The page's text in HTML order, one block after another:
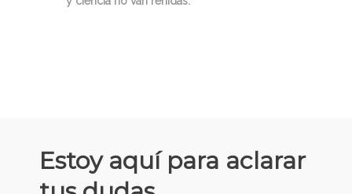
Estoy aquí para aclarar